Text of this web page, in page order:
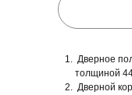
Дверное
толщиной
Дверной